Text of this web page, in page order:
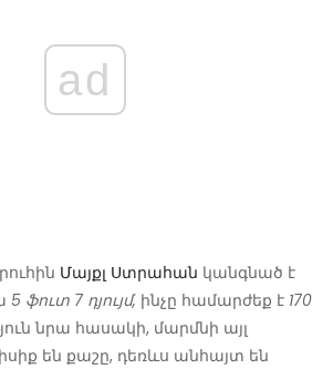
ad
Մայքլ Ստրահան կանգնած է
5 ֆուտ 7 դյույմ, ինչը համարժեք է 170
նրա հասակի, մարմնի այլ
են քաշը, դեռևս անհայտ են